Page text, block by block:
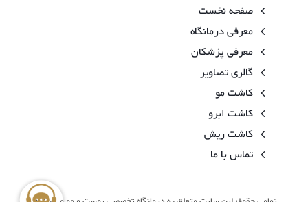
صفحه نخست
معرفی درمانگاه
معرفی پزشکان
گالری تصاویر
کاشت مو
کاشت ابرو
کاشت ریش
تماس با ما